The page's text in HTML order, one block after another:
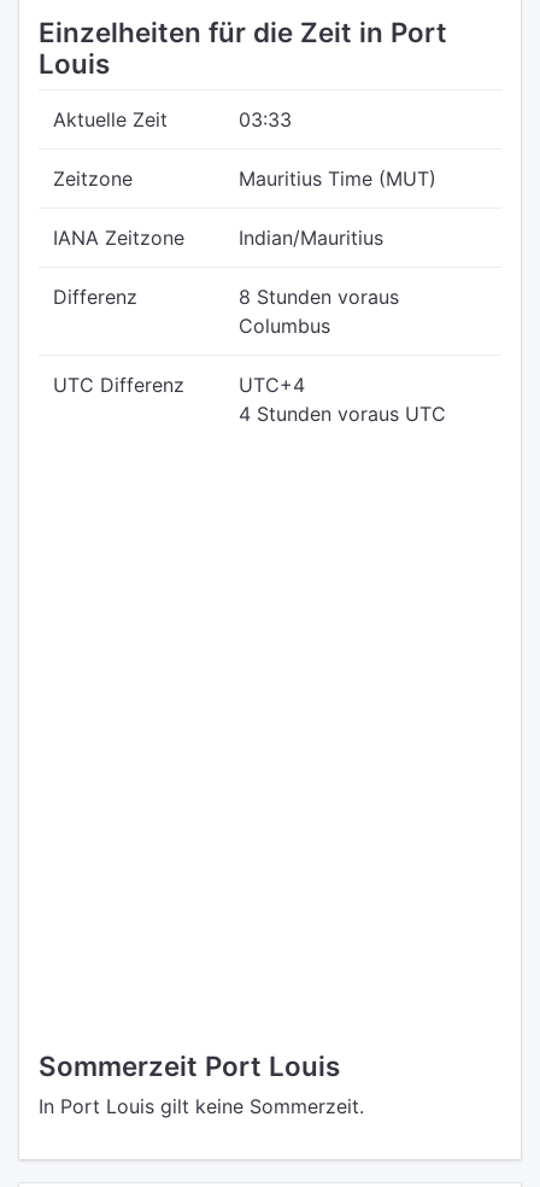
Einzelheiten für die Zeit in Port
Louis
Aktuelle Zeit 03:33
Zeitzone Mauritius Time (MUT)
IANA Zeitzone Indian/Mauritius
Differenz
8 Stunden voraus
Columbus
UTC Differenz
UTC+4
4 Stunden voraus UTC
Sommerzeit Port Louis
In Port Louis gilt keine Sommerzeit.